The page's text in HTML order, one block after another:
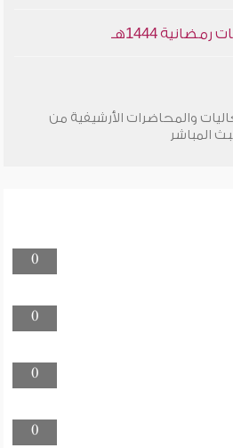
1444هـ
والمحاضرات الأرشيفية من
المباشر
0
0
0
0